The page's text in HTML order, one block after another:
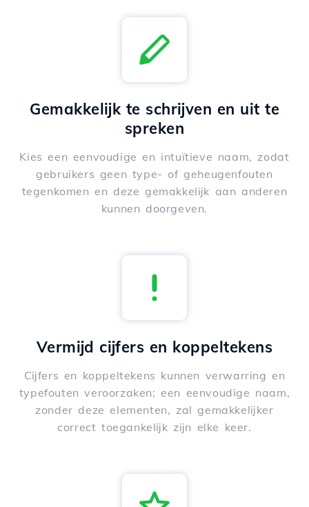
Gemakkelijk te schrijven en uit te
spreken
Kies een eenvoudige en intuïtieve naam, zodat
gebruikers geen type- of geheugenfouten
tegenkomen en deze gemakkelijk aan anderen
kunnen doorgeven.
Vermijd cijfers en koppeltekens
Cijfers en koppeltekens kunnen verwarring en
typefouten veroorzaken; een eenvoudige naam,
zonder deze elementen, zal gemakkelijker
correct toegankelijk zijn elke keer.